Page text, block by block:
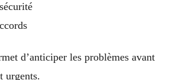
d’anticiper les problèmes avant
urgents.